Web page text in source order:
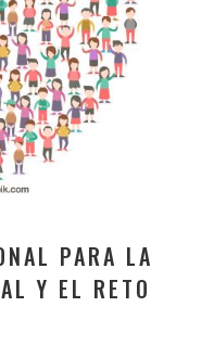
PARA LA
Y EL RETO